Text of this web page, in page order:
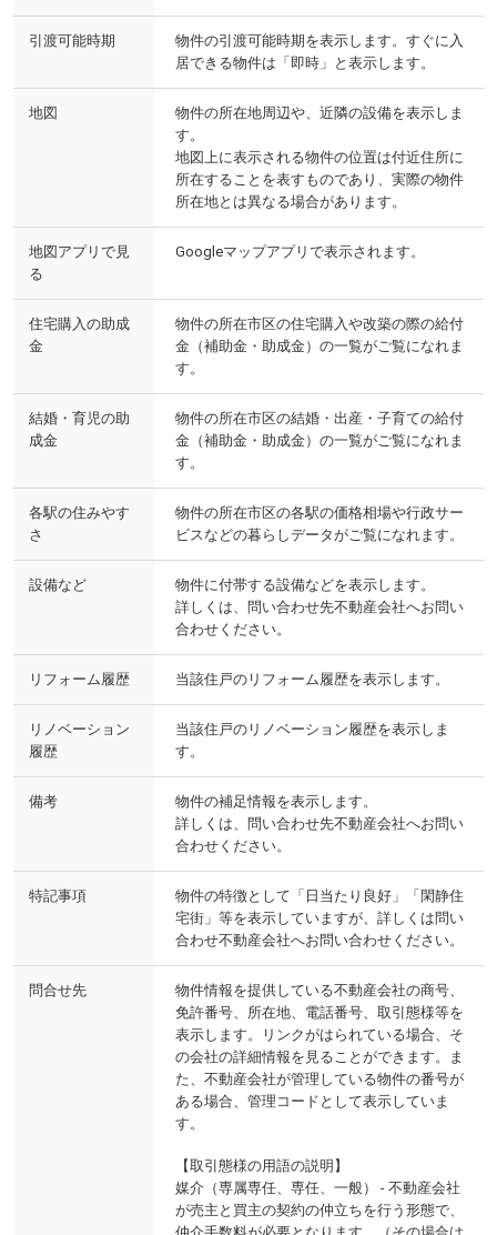
引渡可能時期
物件の引渡可能時期を表示します。すぐに入
居できる物件は「即時」と表示します。
地図
物件の所在地周辺や、近隣の設備を表示しま
す。
地図上に表示される物件の位置は付近住所に
所在することを表すものであり、実際の物件
所在地とは異なる場合があります。
地図アプリで見
る
Googleマップアプリで表示されます。
住宅購入の助成
金
物件の所在市区の住宅購入や改築の際の給付
金（補助金・助成金）の一覧がご覧になれま
す。
結婚・育児の助
成金
物件の所在市区の結婚・出産・子育ての給付
金（補助金・助成金）の一覧がご覧になれま
す。
各駅の住みやす
さ
物件の所在市区の各駅の価格相場や行政サー
ビスなどの暮らしデータがご覧になれます。
設備など
物件に付帯する設備などを表示します。
詳しくは、問い合わせ先不動産会社へお問い
合わせください。
リフォーム履歴 当該住戸のリフォーム履歴を表示します。
リノベーション
履歴
当該住戸のリノベーション履歴を表示しま
す。
備考
物件の補足情報を表示します。
詳しくは、問い合わせ先不動産会社へお問い
合わせください。
特記事項
物件の特徴として「日当たり良好」「閑静住
宅街」等を表示していますが、詳しくは問い
合わせ不動産会社へお問い合わせください。
問合せ先
物件情報を提供している不動産会社の商号、
免許番号、所在地、電話番号、取引態様等を
表示します。リンクがはられている場合、そ
の会社の詳細情報を見ることができます。ま
た、不動産会社が管理している物件の番号が
ある場合、管理コードとして表示していま
す。
【取引態様の用語の説明】
媒介（専属専任、専任、一般） - 不動産会社
が売主と買主の契約の仲立ちを行う形態で、